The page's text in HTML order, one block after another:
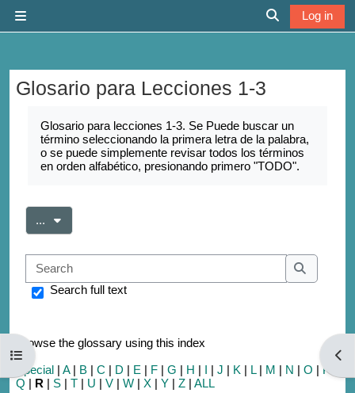
Toggle search
Log in
Open course index
Glosario para Lecciones 1-3
Glosario para lecciones 1-3. Se Puede buscar un
término seleccionando la primera letra de la palabra,
o se puede simplemente revisar todos los términos
en orden alfabético, presionando primero "TODO".
... Export entries
Search
Search
Search full text
Browse the glossary using this index
Special | A| B | C | D | E | F | G | H | I | J | K | L| M | N | O |P
Q | R | S | T | U | V | W | X | Y | Z | ALL